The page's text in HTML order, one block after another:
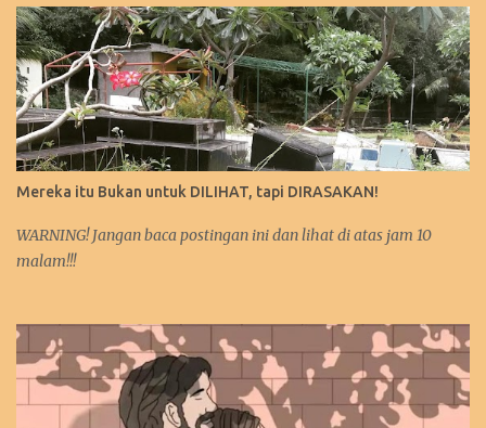
Mereka itu Bukan untuk DILIHAT, tapi DIRASAKAN!
WARNING! Jangan baca postingan ini dan lihat di atas jam 10
malam!!!